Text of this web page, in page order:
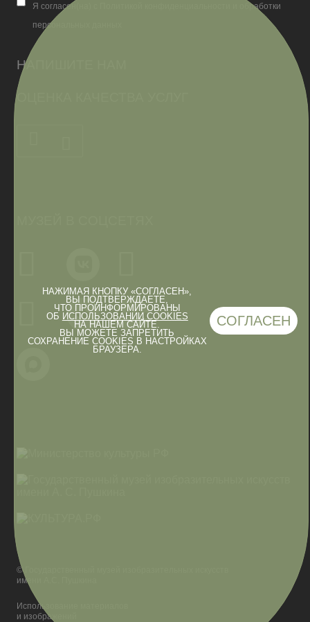
НАЖИМАЯ КНОПКУ «СОГЛАСЕН»,
ВЫ ПОДТВЕРЖДАЕТЕ,
ЧТО ПРОИНФОРМИРОВАНЫ
ОБ ИСПОЛЬЗОВАНИИ COOKIES
НА НАШЕМ САЙТЕ.
ВЫ МОЖЕТЕ ЗАПРЕТИТЬ
СОХРАНЕНИЕ COOKIES В НАСТРОЙКАХ
БРАУЗЕРА.
СОГЛАСЕН
Я согласен(на) с Политикой конфиденциальности и обработки
персональных данных
НАПИШИТЕ НАМ
© Государственный музей изобразительных искусств
имени А.С. Пушкина
Использование материалов
и изображений